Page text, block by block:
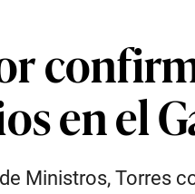
en el
Ministros, Torres